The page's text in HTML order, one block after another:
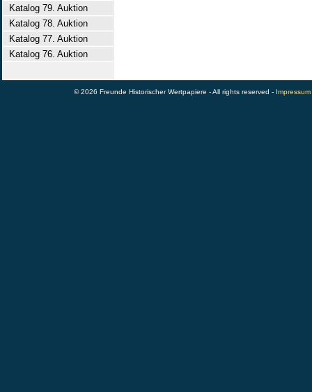
Katalog 79. Auktion
Katalog 78. Auktion
Katalog 77. Auktion
Katalog 76. Auktion
© 2026 Freunde Historischer Wertpapiere - All rights reserved - Impressum